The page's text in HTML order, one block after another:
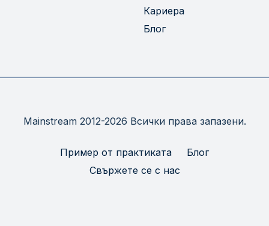
Кариера
Блог
Mainstream 2012-2026 Всички права запазени.
Пример от практиката
Блог
Свържете се с нас